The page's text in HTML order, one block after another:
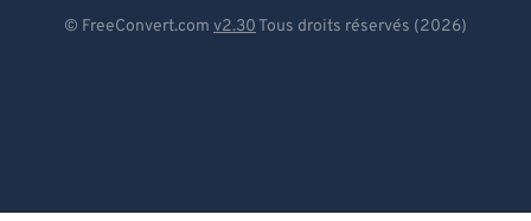
© FreeConvert.com v2.30 Tous droits réservés (2026)